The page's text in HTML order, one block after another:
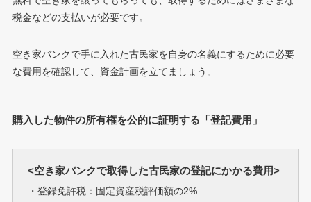
税金などの支払いが必要です。
空き家バンクで手に入れた古民家を自身の名義にするために必要
な費用を確認して、資金計画を立てましょう。
購入した物件の所有権を公的に証明する「登記費用」
<空き家バンクで取得した古民家の登記にかかる費用>
・登録免許税：固定資産税評価額の2%